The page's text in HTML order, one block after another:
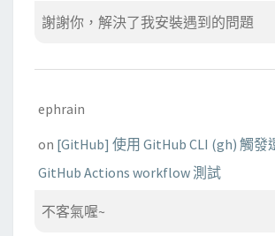
謝謝你，解決了我安裝遇到的問題
ephrain
on [GitHub] 使用 GitHub CLI (gh) 觸發
GitHub Actions workflow 測試
不客氣喔~